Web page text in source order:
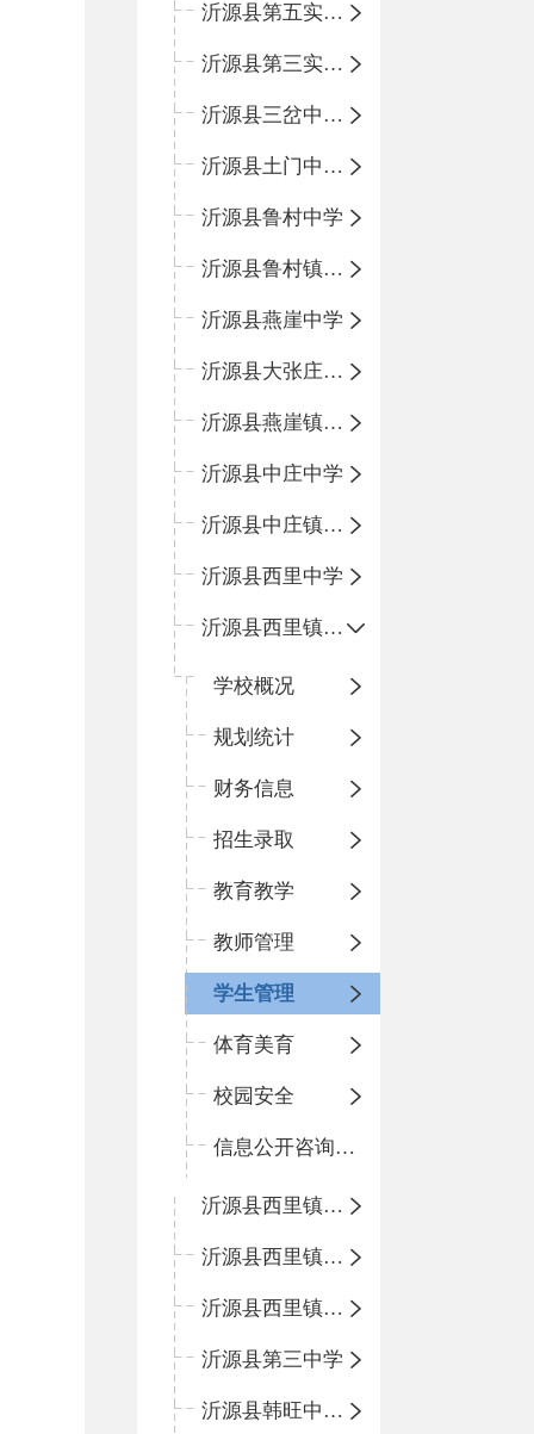
沂源县第五实验小学
沂源县第三实验小学
沂源县三岔中心学校
沂源县土门中心学校
沂源县鲁村中学
沂源县鲁村镇中心小学
沂源县燕崖中学
沂源县大张庄中心学校
沂源县燕崖镇中心小学
沂源县中庄中学
沂源县中庄镇中心小学
沂源县西里中学
沂源县西里镇中心小学
学校概况
规划统计
财务信息
招生录取
教育教学
教师管理
学生管理
体育美育
校园安全
信息公开咨询指南
沂源县西里镇柳枝峪回民小学
沂源县西里镇金星完全小学
沂源县西里镇团圆小学
沂源县第三中学
沂源县韩旺中心学校